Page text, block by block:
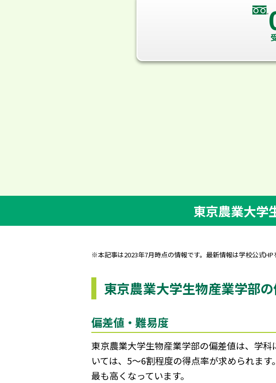
東京農業大学
※本記事は2023年7月時点の情報です。最新情報は学校公式HP
東京農業大学生物産業学部
偏差値・難易度
東京農業大学生物産業学部の偏差値は、学
いては、5～6割程度の得点率が求められま
最も高くなっています。